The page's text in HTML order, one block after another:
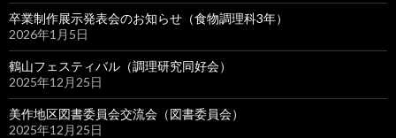
卒業制作展示発表会のお知らせ（食物調理科3年）
2026年1月5日
鶴山フェスティバル（調理研究同好会）
2025年12月25日
美作地区図書委員会交流会（図書委員会）
2025年12月25日